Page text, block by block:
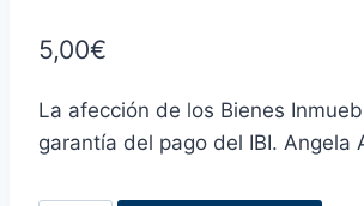
5,00€
La afección de los Bienes
garantía del pago del IBI. Angela